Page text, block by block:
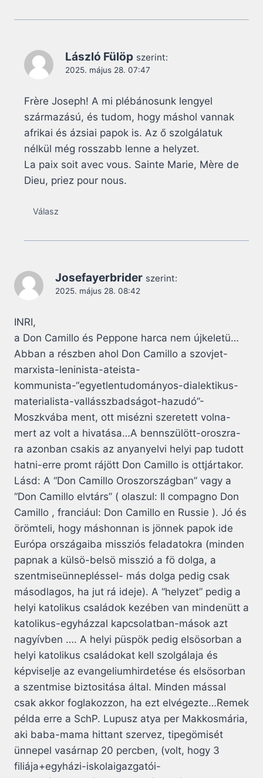
László Fülöp szerint:
2025. május 28. 07:47
Frère Joseph! A mi plébánosunk lengyel
származású, és tudom, hogy máshol vannak
afrikai és ázsiai papok is. Az ő szolgálatuk
nélkül még rosszabb lenne a helyzet.
La paix soit avec vous. Sainte Marie, Mère de
Dieu, priez pour nous.
Válasz
Josefayerbrider szerint:
2025. május 28. 08:42
INRI,
a Don Camillo és Peppone harca nem újkeletü…
Abban a részben ahol Don Camillo a szovjet-
marxista-leninista-ateista-
kommunista-“egyetlentudományos-dialektikus-
materialista-vallásszbadságot-hazudó”-
Moszkvába ment, ott misézni szeretett volna-
mert az volt a hivatása…A bennszülött-oroszra-
ra azonban csakis az anyanyelvi helyi pap tudott
hatni-erre promt rájött Don Camillo is ottjártakor.
Lásd: A “Don Camillo Oroszországban” vagy a
“Don Camillo elvtárs” ( olaszul: Il compagno Don
Camillo , franciául: Don Camillo en Russie ). Jó és
örömteli, hogy máshonnan is jönnek papok ide
Európa országaiba missziós feladatokra (minden
papnak a külsö-belsö misszió a fö dolga, a
szentmiseünnepléssel- más dolga pedig csak
másodlagos, ha jut rá ideje). A “helyzet” pedig a
helyi katolikus családok kezében van mindenütt a
katolikus-egyházzal kapcsolatban-mások azt
nagyívben …. A helyi püspök pedig elsösorban a
helyi katolikus családokat kell szolgálaja és
képviselje az evangeliumhirdetése és elsösorban
a szentmise biztositása által. Minden mással
csak akkor foglakozzon, ha ezt elvégezte…Remek
példa erre a SchP. Lupusz atya per Makkosmária,
aki baba-mama hittant szervez, tipegömisét
ünnepel vasárnap 20 percben, (volt, hogy 3
filiája+egyházi-iskolaigazgatói-